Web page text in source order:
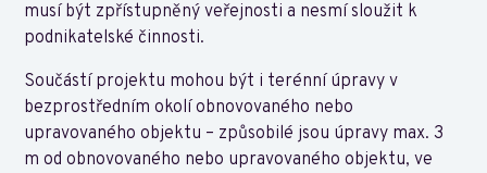
musí být zpřístupněný veřejnosti a nesmí sloužit k
podnikatelské činnosti.
Součástí projektu mohou být i terénní úpravy v
bezprostředním okolí obnovovaného nebo
upravovaného objektu – způsobilé jsou úpravy max. 3
m od obnovovaného nebo upravovaného objektu, ve